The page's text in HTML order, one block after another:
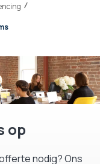
op
nodig? Ons